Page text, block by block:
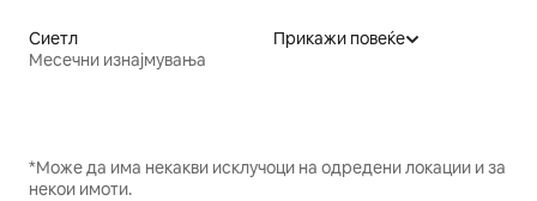
Сиетл
Месечни изнајмувања
Прикажи повеќе
*Може да има некакви исклучоци на одредени локации и за
некои имоти.